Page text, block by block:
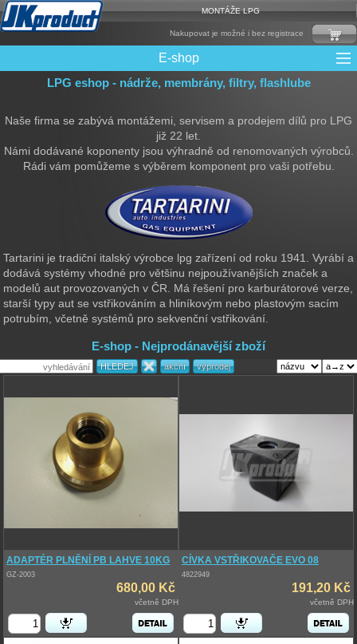
MONTÁŽE LPG
Nakupovat je možné i bez registrace
E-shop
CNG Nádrže
Elektronika + Emulátory
Filtry + Membrány
LPG Nádrže
Mixy + protizášlehové klapky
Multiventily + příslušenství
Ochrana Motoru
Přepínače
Rámy nádrží
Redukce plnění
Reduktory
Řídící jednotky + Testry
Sady + vstřikovače
Spojovací Materiál
Spotřební materiál
Trubky a Hadice
Ventily
LPG eshop - nádrže, membrány, filtry, flashlube
Naše firma se zabývá montážemi, servisem a prodejem dílů pro LPG
již 22 let.
Námi dodávané koponenty jsou výhradně od renomovaných výrobců.
Rádi vám pomůžeme s výběrem komponent pro vaši potřebu.
Tartarini je tradiční italský výrobce lpg zařízení od roku 1941. Vyrábí a
dodává systémy vhodné pro většinu nejpoužívanějších značek a
modelů aut provozovaných v ČR. Má řešení pro karburátorové verze,
starší typy aut se vstřikováním a hliníkovým nebo plastovým sacím
potrubím, včetně systémů pro sekvenční vstřikování.
E-shop - Nejprodánavější zboží
ADAPTÉR PLNĚNÍ PB LAHVE 10KG
GZ-2003
680,00 Kč
včetně DPH
CÍVKA VSTŘIKOVAČE EVO 08
4822949
191,20 Kč
včetně DPH